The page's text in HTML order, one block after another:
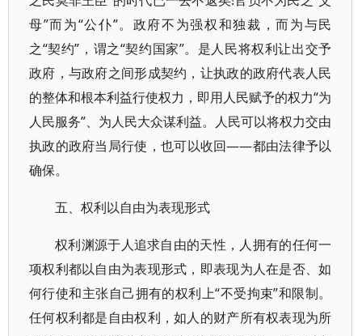
母”而为“公仆”。政府不为强权和独裁，而为与民
之“契约”，谓之“契约国家”。是人民将权利让出交予
政府，与政府之间形成契约，让执政的政府代表人民
的整体和根本利益行使权力，即用人民赋予的权力“为
人民服务”、为人民大众谋利益。人民可以将权力交由
执政的政府当局行使，也可以收回——都由法律予以
确保。
五、权利以自由为表现形式
权利渊源于人追求自由的天性，人拥有的任何一
项权利都以自由为表现形式，即表现为人在是否、如
何行使和主张自己拥有的权利上“不受拘束”和限制。
任何权利都是自由权利，如人的财产所有权表现为所